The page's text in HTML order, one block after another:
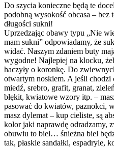
Do szycia konieczne będą te
podobną wysokość obcasa – bez
długości sukni!
Uprzedzając obawy typu „Nie
mam sukni” odpowiadamy, że
widać. Naszym zdaniem buty
wygodne! Najlepiej na klocku,
haczyły o koronkę. Do
otwartym noskiem. A jeśli chodzi
miedź, srebro, grafit, granat,
błękit, kwiatowe wzory itp. –
pasować do kwiatów, paznokci,
masz dylemat – kup cieliste, są
kolor jaki naprawdę odradzamy,
obuwiu to biel… śnieżna biel
tak, płaskie sandałki,